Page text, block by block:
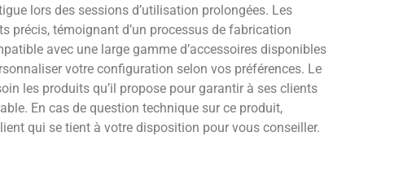
lors des sessions d’utilisation prolongées. Les
précis, témoignant d’un processus de fabrication
avec une large gamme d’accessoires disponibles
votre configuration selon vos préférences. Le
les produits qu’il propose pour garantir à ses clients
En cas de question technique sur ce produit,
qui se tient à votre disposition pour vous conseiller.